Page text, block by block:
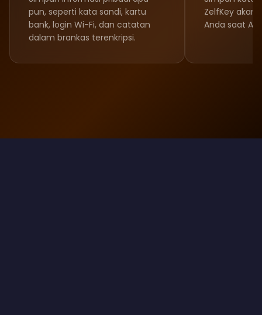
pun, seperti kata sandi, kartu
bank, login Wi-Fi, dan catatan
dalam brankas terenkripsi.
ZelfKey akan
Anda saat